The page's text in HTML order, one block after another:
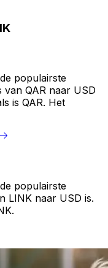
populairste
QAR naar USD
is QAR. Het
populairste
LINK naar USD is.